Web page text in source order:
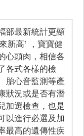
部最新統計更顯
新高¹ ，寶寶健
心頭肉，相信各
各式各樣的檢
胎心音監測等產
狀況或是否有潛
加選檢查，也是
以進行必選及加
最高的遺傳性疾